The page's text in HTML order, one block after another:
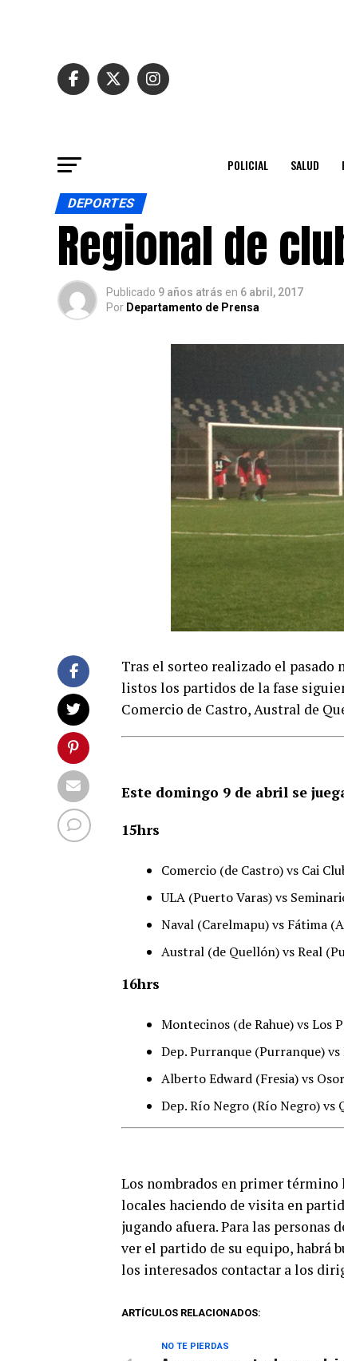
POLICIAL SALUD
DEPORTES
Regional de
Publicado 9 años atrás en 6 abril, 2017
Por Departamento de Prensa
Tras el sorteo realizado el pasado
listos los partidos de la fase
Comercio de Castro, Austral de
Este domingo 9 de abril se
15hrs
Comercio (de Castro) vs Cai
ULA (Puerto Varas) vs
Naval (Carelmapu) vs Fátima
Austral (de Quellón) vs Real
16hrs
Montecinos (de Rahue) vs Los
Dep. Purranque (Purranque)
Alberto Edward (Fresia) vs
Dep. Río Negro (Río Negro) vs
Los nombrados en primer término
locales haciendo de visita en
jugando afuera. Para las personas
ver el partido de su equipo, habrá
los interesados contactar a los
ARTÍCULOS RELACIONADOS:
NO TE PIERDAS